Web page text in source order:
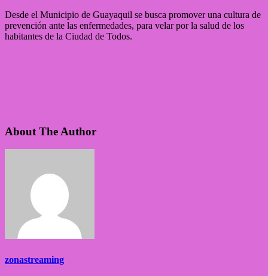
Desde el Municipio de Guayaquil se busca promover una cultura de
prevención ante las enfermedades, para velar por la salud de los
habitantes de la Ciudad de Todos.
About The Author
zonastreaming